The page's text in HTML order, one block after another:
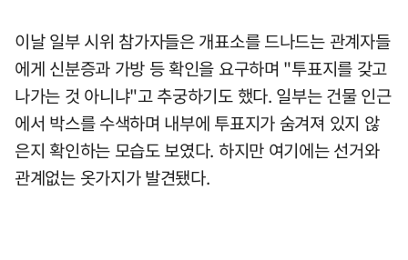
이날 일부 시위 참가자들은 개표소를 드나드는 관계자들
에게 신분증과 가방 등 확인을 요구하며 "투표지를 갖고
나가는 것 아니냐"고 추궁하기도 했다. 일부는 건물 인근
에서 박스를 수색하며 내부에 투표지가 숨겨져 있지 않
은지 확인하는 모습도 보였다. 하지만 여기에는 선거와
관계없는 옷가지가 발견됐다.